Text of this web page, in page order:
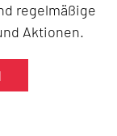
regelmäßige
Aktionen.